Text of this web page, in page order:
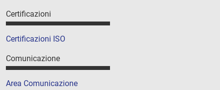
Certificazioni
Certificazioni ISO
Comunicazione
Area Comunicazione